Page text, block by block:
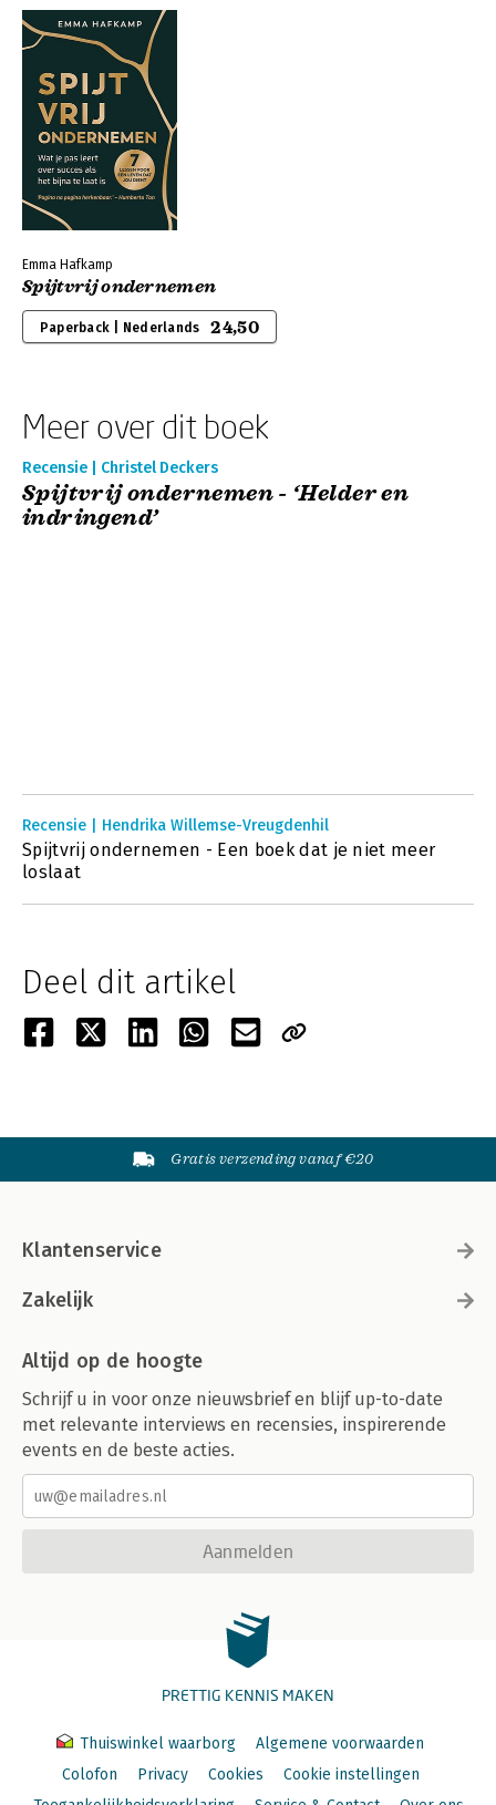
Emma Hafkamp
Spijtvrij ondernemen
Paperback | Nederlands 24,50
Meer over dit boek
Recensie | Christel Deckers
Spijtvrij ondernemen - ‘Helder en
indringend’
Recensie | Hendrika Willemse-Vreugdenhil
Spijtvrij ondernemen - Een boek dat je niet meer
loslaat
Deel dit artikel
Gratis verzending vanaf €20
Klantenservice
Zakelijk
Altijd op de hoogte
Schrijf u in voor onze nieuwsbrief en blijf up-to-date
met relevante interviews en recensies, inspirerende
events en de beste acties.
Aanmelden
PRETTIG KENNIS MAKEN
Thuiswinkel waarborg
Algemene voorwaarden
Colofon
Privacy Cookies
Cookie instellingen